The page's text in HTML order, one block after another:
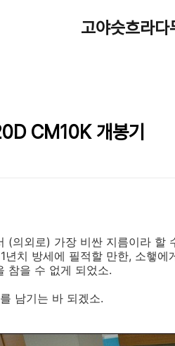
고야슷흐라다
CM10K 개봉기
(의외로) 가장 비싼 지름이라 할
년치 방세에 필적할 만한, 소햏
참을 수 없게 되었소.
남기는 바 되겠소.